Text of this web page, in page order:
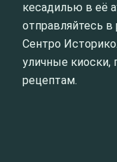
кесадилью в её
отправляйтесь
Сентро
уличные киоски,
рецептам.